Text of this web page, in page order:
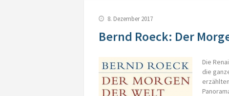
8. Dezember 2017
Bernd Roeck: Der
Die
die